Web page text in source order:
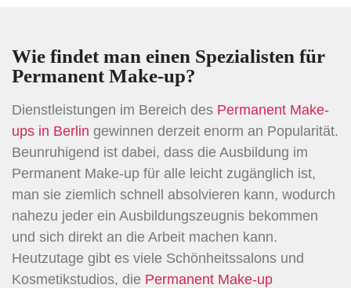
Wie findet man einen Spezialisten für
Permanent Make-up?
Dienstleistungen im Bereich des Permanent Make-
ups in Berlin gewinnen derzeit enorm an Popularität.
Beunruhigend ist dabei, dass die Ausbildung im
Permanent Make-up für alle leicht zugänglich ist,
man sie ziemlich schnell absolvieren kann, wodurch
nahezu jeder ein Ausbildungszeugnis bekommen
und sich direkt an die Arbeit machen kann.
Heutzutage gibt es viele Schönheitssalons und
Kosmetikstudios, die Permanent Make-up